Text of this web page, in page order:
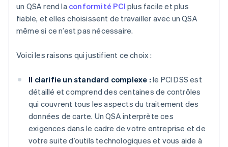
un QSA rend la conformité PCI plus facile et plus
fiable, et elles choisissent de travailler avec un QSA
même si ce n’est pas nécessaire.
Voici les raisons qui justifient ce choix :
Il clarifie un standard complexe : le PCI DSS est
détaillé et comprend des centaines de contrôles
qui couvrent tous les aspects du traitement des
données de carte. Un QSA interprète ces
exigences dans le cadre de votre entreprise et de
votre suite d’outils technologiques et vous aide à